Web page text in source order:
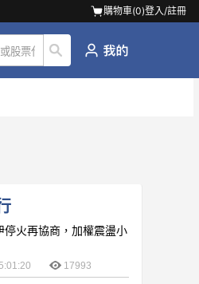
購物車(0)登入/註冊
停火再協商，加權震盪小
17993